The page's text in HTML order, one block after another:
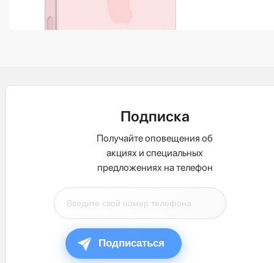
Подписка
Получайте оповещения об
акциях и специальных
предложениях на телефон
Подписаться